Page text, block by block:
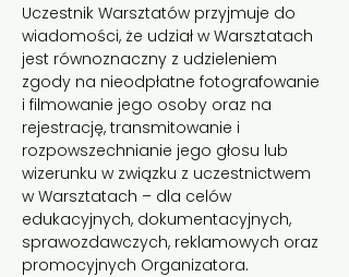
Uczestnik Warsztatów przyjmuje do
wiadomości, że udział w Warsztatach
jest równoznaczny z udzieleniem
zgody na nieodpłatne fotografowanie
i filmowanie jego osoby oraz na
rejestrację, transmitowanie i
rozpowszechnianie jego głosu lub
wizerunku w związku z uczestnictwem
w Warsztatach – dla celów
edukacyjnych, dokumentacyjnych,
sprawozdawczych, reklamowych oraz
promocyjnych Organizatora.